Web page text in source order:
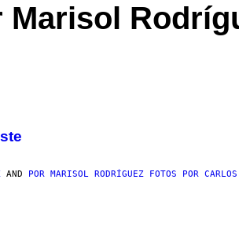
Marisol
AND POR MARISOL RODRÍGUEZ FOTOS POR